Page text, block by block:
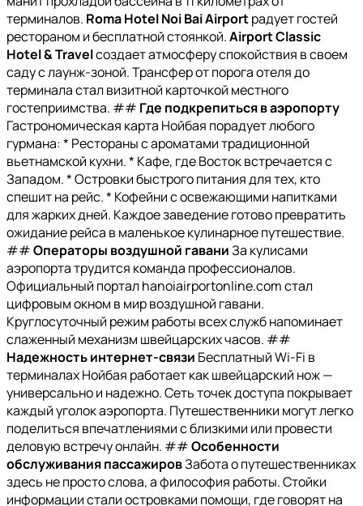
терминалов. Roma Hotel Noi Bai Airportрадует гостей
рестораном и бесплатной стоянкой.Airport Classic
Hotel & Travelсоздает атмосферу спокойствия в своем
саду с лаунж-зоной. Трансфер от порога отеля до
терминала стал визитной карточкой местного
гостеприимства. ## Где подкрепиться в аэропорту
Гастрономическая карта Нойбая порадует любого
гурмана: * Рестораны с ароматами традиционной
вьетнамской кухни. * Кафе, где Восток встречается с
Западом. * Островки быстрого питания для тех, кто
спешит на рейс. * Кофейни с освежающими напитками
для жарких дней. Каждое заведение готово превратить
ожидание рейса в маленькое кулинарное путешествие.
##Операторы воздушной гаваниЗа кулисами
аэропорта трудится команда профессионалов.
Официальный портал hanoiairportonline.com стал
цифровым окном в мир воздушной гавани.
Круглосуточный режим работы всех служб напоминает
слаженный механизм швейцарских часов. ##
Надежность интернет-связи Бесплатный Wi-Fi в
терминалах Нойбая работает как швейцарский нож —
универсально и надежно. Сеть точек доступа покрывает
каждый уголок аэропорта. Путешественники могут легко
поделиться впечатлениями с близкими или провести
деловую встречу онлайн. ##Особенности
обслуживания пассажировЗабота о путешественниках
здесь не просто слова, а философия работы. Стойки
информации стали островками помощи, где говорят на